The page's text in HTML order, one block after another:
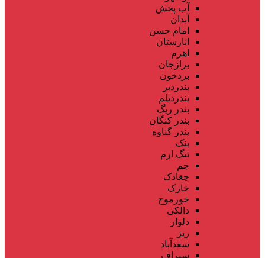
آب پخش
آبدان
امام حسن
انارستان
اهرم
برازجان
بردخون
بندردیر
بندردیلم
بندر ریگ
بندر کنگان
بندر گناوه
بنک
تنگ ارم
جم
چغادک
خارک
خورموج
دالکی
دلوار
ریز
سعدآباد
سیراف